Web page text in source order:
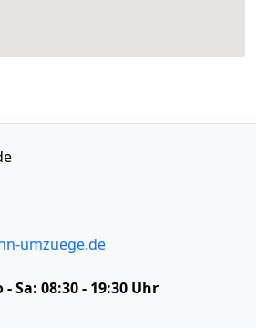
umzuege.de
- Sa: 08:30 - 19:30 Uhr